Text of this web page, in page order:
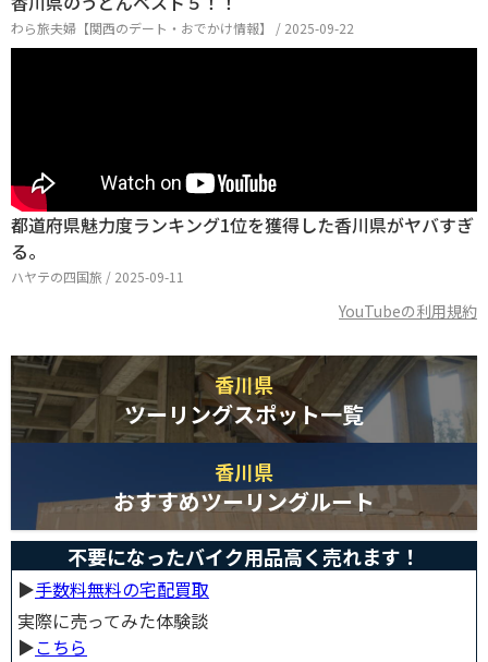
わら旅夫婦【関西のデート・おでかけ情報】 / 2025-09-22
都道府県魅力度ランキング1位を獲得した香川県がヤバすぎ
る。
ハヤテの四国旅 / 2025-09-11
YouTubeの利用規約
香川県
ツーリングスポット一覧
香川県
おすすめツーリングルート
不要になったバイク用品高く売れます！
▶︎手数料無料の宅配買取
実際に売ってみた体験談
▶︎こちら